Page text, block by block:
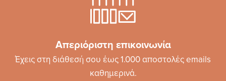
Απεριόριστη επικοινωνία
Έχεις στη διάθεσή σου έως 1.000 αποστολές emails
καθημερινά.